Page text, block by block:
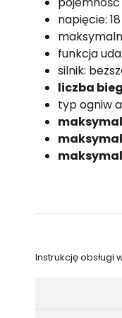
napięcie:
funkcja
silnik:
liczba
typ ogniw
Instrukcję obsługi